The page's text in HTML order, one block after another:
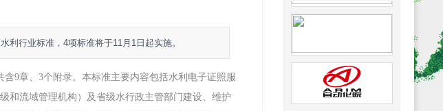
利行业标准，4项标准将于11月1日起实施。
9章、3个附录。本标准主要内容包括水利电子证照服
和流域管理机构）及省级水行政主管部门建设、维护